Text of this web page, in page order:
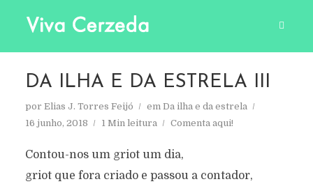
DA ILHA E DA ESTRELA III
por Elias J. Torres Feijó em Da ilha e da estrela
16 junho, 2018
1 Min leitura Comenta aqui!
Contou-nos um griot um dia,
griot que fora criado e passou a contador,